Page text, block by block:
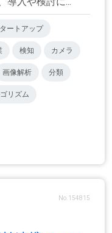
ートアップ
検知 カメラ
画像解析 分類
リズム
No.154815